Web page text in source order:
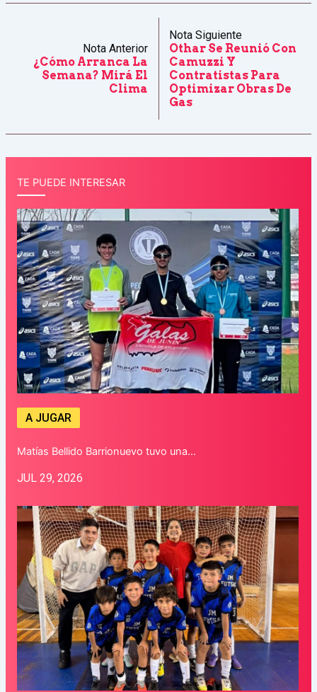
Nota Anterior
¿Cómo Arranca La
Semana? Mirá El
Clima
Nota Siguiente
Othar Se Reunió Con
Camuzzi Y
Contratistas Para
Optimizar Obras De
Gas
TE PUEDE INTERESAR
A JUGAR
Matías Bellido Barrionuevo tuvo una…
JUL 29, 2026